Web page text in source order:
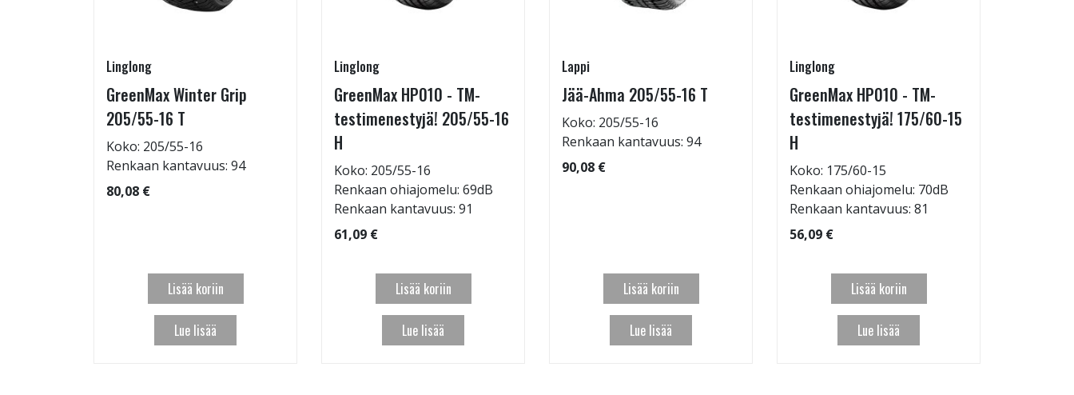
Linglong
GreenMax Winter Grip
205/55-16 T
Koko: 205/55-16
Renkaan kantavuus: 94
80,08 €
Lisää koriin
Lue lisää
Linglong
GreenMax HP010 - TM-
testimenestyjä! 205/55-16
H
Koko: 205/55-16
Renkaan ohiajomelu: 69dB
Renkaan kantavuus: 91
61,09 €
Lisää koriin
Lue lisää
Lappi
Jää-Ahma 205/55-16 T
Koko: 205/55-16
Renkaan kantavuus: 94
90,08 €
Lisää koriin
Lue lisää
Linglong
GreenMax HP010 - TM-
testimenestyjä! 175/60-15
H
Koko: 175/60-15
Renkaan ohiajomelu: 70dB
Renkaan kantavuus: 81
56,09 €
Lisää koriin
Lue lisää